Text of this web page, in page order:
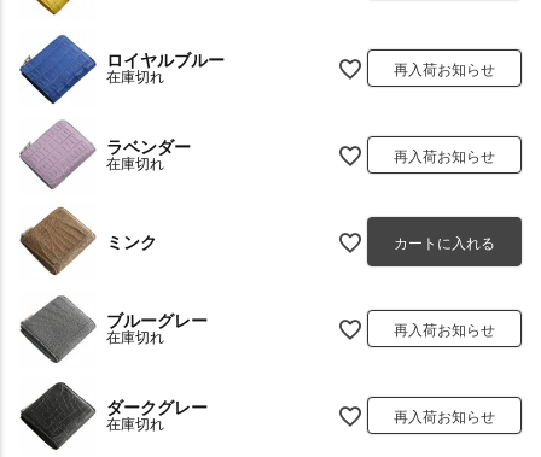
ロイヤルブルー
在庫切れ 再入荷お知らせ
ラベンダー
在庫切れ 再入荷お知らせ
ミンク カートに入れる
ブルーグレー
在庫切れ 再入荷お知らせ
ダークグレー
在庫切れ 再入荷お知らせ